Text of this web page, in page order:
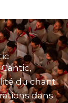
du chant
dans